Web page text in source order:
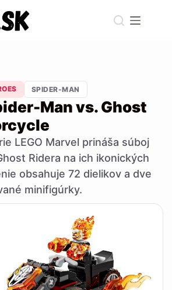
SPIDER-MAN
Man vs. Ghost
LEGO Marvel prináša súboj
Ridera na ich ikonických
obsahuje 72 dielikov a dve
minifigúrky.